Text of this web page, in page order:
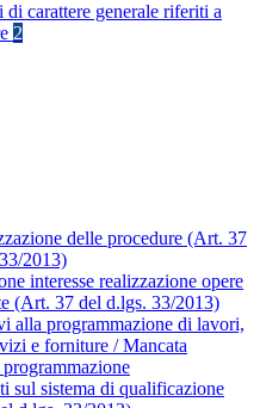
carattere generale riferiti a
2
delle procedure (Art. 37
2013)
interesse realizzazione opere
(Art. 37 del d.lgs. 33/2013)
alla programmazione di lavori,
e forniture / Mancata
sul sistema di qualificazione